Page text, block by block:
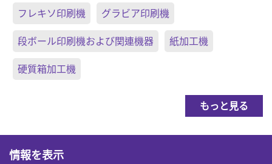
フレキソ印刷機 グラビア印刷機
段ボール印刷機および関連機器 紙加工機
硬質箱加工機
もっと見る
情報を表示